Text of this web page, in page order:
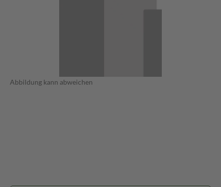
Abbildung kann abweichen